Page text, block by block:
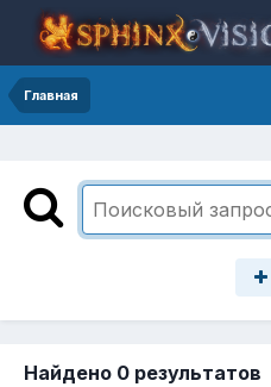
Главная
Найдено 0 результатов